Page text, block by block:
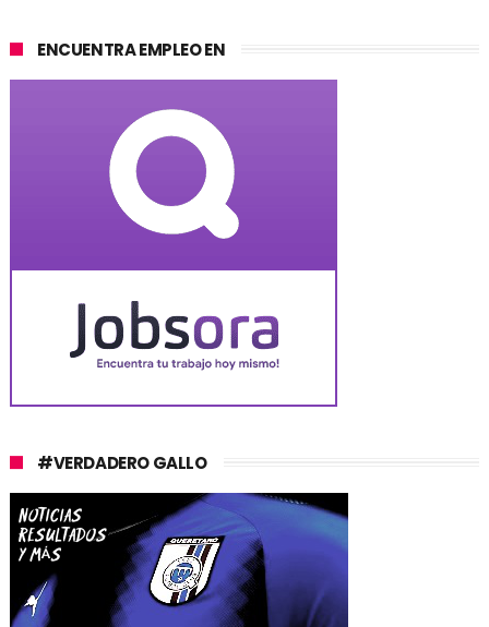
ENCUENTRA EMPLEO EN
#VERDADERO GALLO